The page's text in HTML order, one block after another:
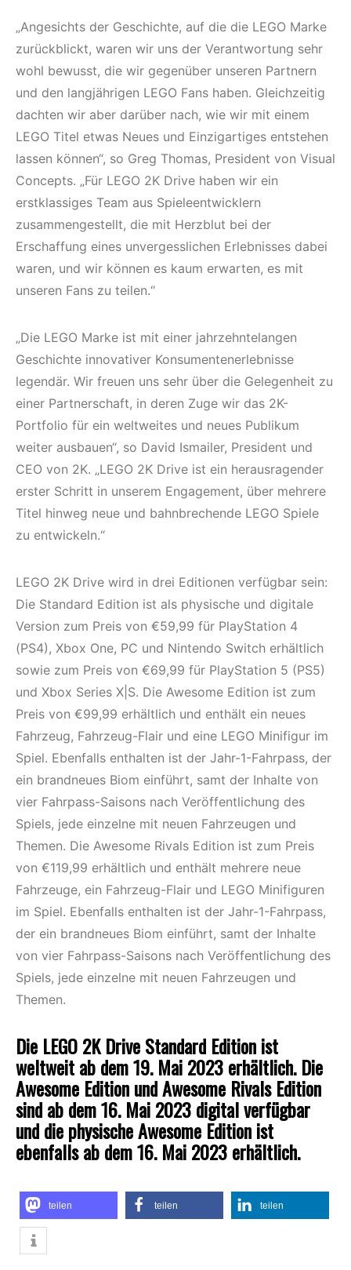
„Angesichts der Geschichte, auf die die LEGO Marke
zurückblickt, waren wir uns der Verantwortung sehr
wohl bewusst, die wir gegenüber unseren Partnern
und den langjährigen LEGO Fans haben. Gleichzeitig
dachten wir aber darüber nach, wie wir mit einem
LEGO Titel etwas Neues und Einzigartiges entstehen
lassen können“, so Greg Thomas, President von Visual
Concepts. „Für LEGO 2K Drive haben wir ein
erstklassiges Team aus Spieleentwicklern
zusammengestellt, die mit Herzblut bei der
Erschaffung eines unvergesslichen Erlebnisses dabei
waren, und wir können es kaum erwarten, es mit
unseren Fans zu teilen.“
„Die LEGO Marke ist mit einer jahrzehntelangen
Geschichte innovativer Konsumentenerlebnisse
legendär. Wir freuen uns sehr über die Gelegenheit zu
einer Partnerschaft, in deren Zuge wir das 2K-
Portfolio für ein weltweites und neues Publikum
weiter ausbauen“, so David Ismailer, President und
CEO von 2K. „LEGO 2K Drive ist ein herausragender
erster Schritt in unserem Engagement, über mehrere
Titel hinweg neue und bahnbrechende LEGO Spiele
zu entwickeln.“
LEGO 2K Drive wird in drei Editionen verfügbar sein:
Die Standard Edition ist als physische und digitale
Version zum Preis von €59,99 für PlayStation 4
(PS4), Xbox One, PC und Nintendo Switch erhältlich
sowie zum Preis von €69,99 für PlayStation 5 (PS5)
und Xbox Series X|S. Die Awesome Edition ist zum
Preis von €99,99 erhältlich und enthält ein neues
Fahrzeug, Fahrzeug-Flair und eine LEGO Minifigur im
Spiel. Ebenfalls enthalten ist der Jahr-1-Fahrpass, der
ein brandneues Biom einführt, samt der Inhalte von
vier Fahrpass-Saisons nach Veröffentlichung des
Spiels, jede einzelne mit neuen Fahrzeugen und
Themen. Die Awesome Rivals Edition ist zum Preis
von €119,99 erhältlich und enthält mehrere neue
Fahrzeuge, ein Fahrzeug-Flair und LEGO Minifiguren
im Spiel. Ebenfalls enthalten ist der Jahr-1-Fahrpass,
der ein brandneues Biom einführt, samt der Inhalte
von vier Fahrpass-Saisons nach Veröffentlichung des
Spiels, jede einzelne mit neuen Fahrzeugen und
Themen.
Die LEGO 2K Drive Standard Edition ist
weltweit ab dem 19. Mai 2023 erhältlich. Die
Awesome Edition und Awesome Rivals Edition
sind ab dem 16. Mai 2023 digital verfügbar
und die physische Awesome Edition ist
ebenfalls ab dem 16. Mai 2023 erhältlich.
teilen teilen teilen